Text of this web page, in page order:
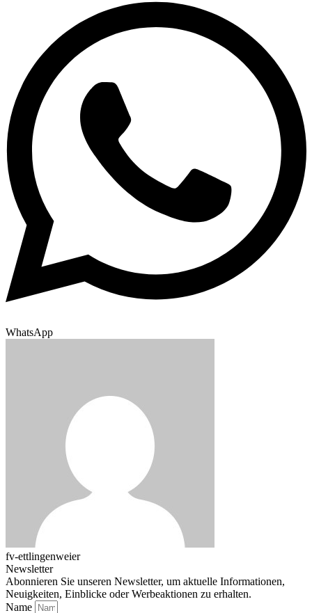
WhatsApp
fv-ettlingenweier
Newsletter
Abonnieren Sie unseren Newsletter, um aktuelle Informationen,
Neuigkeiten, Einblicke oder Werbeaktionen zu erhalten.
Name